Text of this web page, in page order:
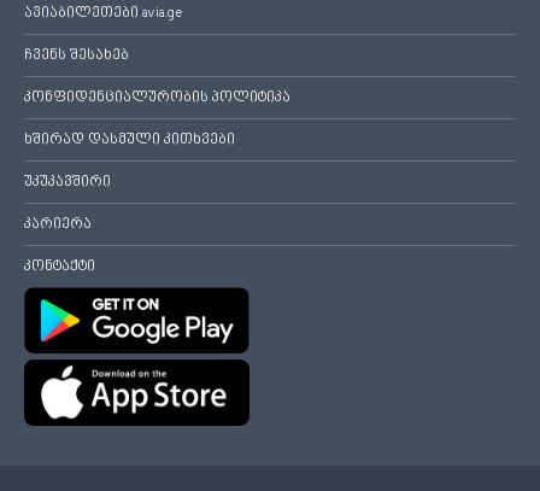
ავიაბილეთები avia.ge
ჩვენს შესახებ
კონფიდენციალურობის პოლიტიკა
ხშირად დასმული კითხვები
უკუკავშირი
კარიერა
კონტაქტი